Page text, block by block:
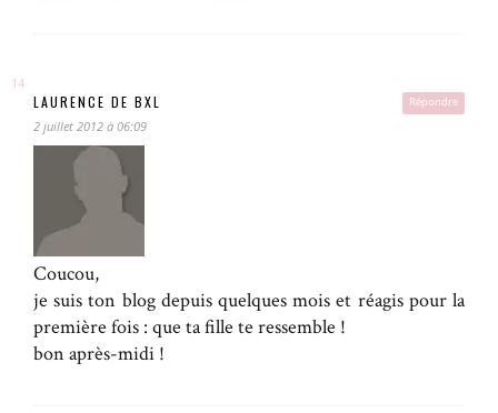
Répondre
LAURENCE DE BXL
2 juillet 2012 à 06:09
Coucou,
je suis ton blog depuis quelques mois et réagis pour la
première fois : que ta fille te ressemble !
bon après-midi !